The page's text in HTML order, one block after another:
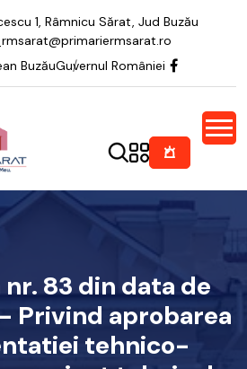
1, Râmnicu Sărat, Jud Buzău
BuzăuGuvernul României
83 din data de
Privind aprobarea
tehnico-